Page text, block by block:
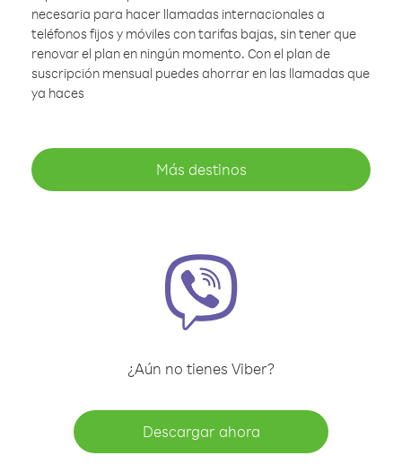
necesaria para hacer llamadas internacionales a
teléfonos fijos y móviles con tarifas bajas, sin tener que
renovar el plan en ningún momento. Con el plan de
suscripción mensual puedes ahorrar en las llamadas que
ya haces
Más destinos
¿Aún no tienes Viber?
Descargar ahora